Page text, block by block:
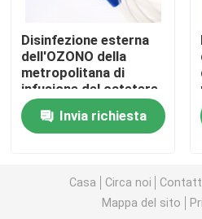
Richiedere un preventivo
Gomma di silicone medica
Tuffatore di gomma della
Disinfezione esterna
dell'OZONO della
metropolitana di
infusione del catetere
di aspirazione di ERCP
NelatonInvia richiesta
Casa Circa noi
Mappa del sito